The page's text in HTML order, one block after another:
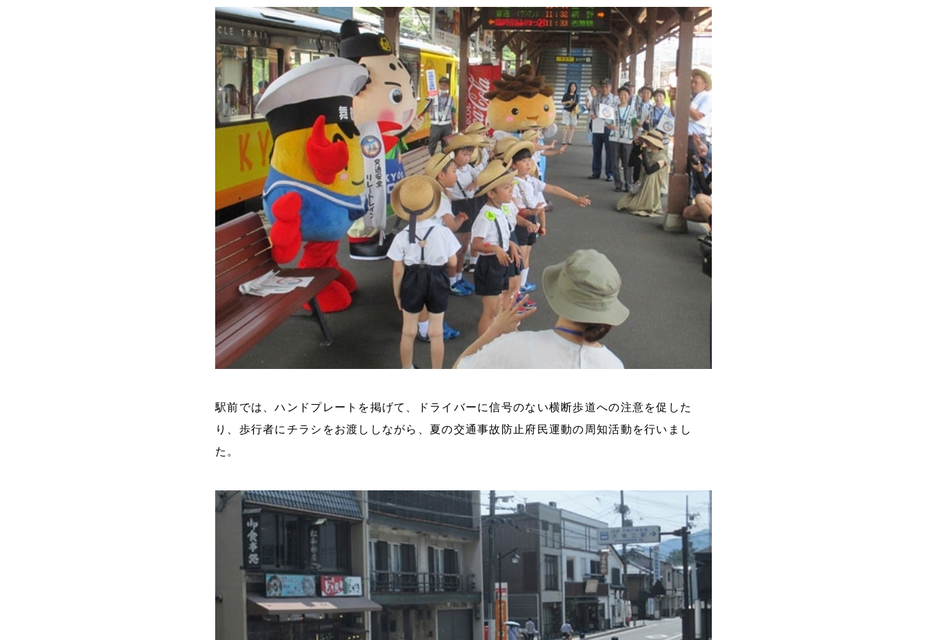
駅前では、ハンドプレートを掲げて、ドライバーに信号のない横断歩道への注意を促した
り、歩行者にチラシをお渡ししながら、夏の交通事故防止府民運動の周知活動を行いまし
た。